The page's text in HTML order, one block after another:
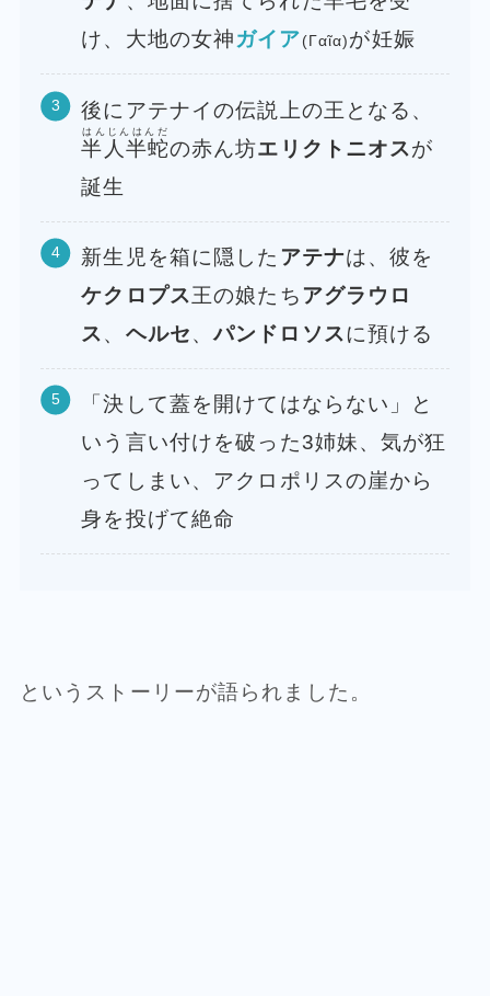
け、大地の女神ガイア(Γαῖα)が妊娠
後にアテナイの伝説上の王となる、
半人半蛇
はんじんはんだ
の赤ん坊エリクトニオスが
誕生
新生児を箱に隠した アテナは、彼を
ケクロプス王の娘たち アグラウロ
ス 、 ヘルセ、パンドロソスに預ける
「決して蓋を開けてはならない」と
いう言い付けを破った3姉妹、気が狂
ってしまい、アクロポリスの崖から
身を投げて絶命
というストーリーが語られました。